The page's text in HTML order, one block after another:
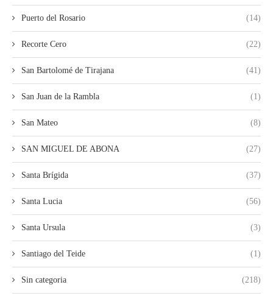
Puerto del Rosario (14)
Recorte Cero (22)
San Bartolomé de Tirajana (41)
San Juan de la Rambla (1)
San Mateo (8)
SAN MIGUEL DE ABONA (27)
Santa Brígida (37)
Santa Lucia (56)
Santa Ursula (3)
Santiago del Teide (1)
Sin categoria (218)